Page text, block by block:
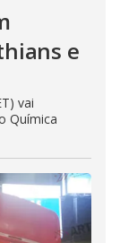
e
vai
Química